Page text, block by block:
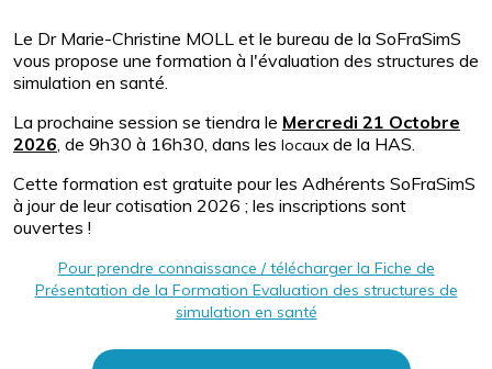
Le Dr Marie-Christine MOLL et le bureau de la SoFraSimS
vous propose une formation à l'évaluation des structures de
simulation en santé.
La prochaine session se tiendra le Mercredi 21 Octobre
2026 , de 9h30 à 16h30, dans les locaux de la HAS.
Cette formation est gratuite pour les Adhérents SoFraSimS
à jour de leur cotisation 2026 ; les inscriptions sont
ouvertes !
Pour prendre connaissance / télécharger la Fiche de
Présentation de la Formation Evaluation des structures de
simulation en santé